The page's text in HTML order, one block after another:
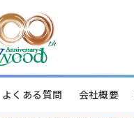
よくある質問 会社概要